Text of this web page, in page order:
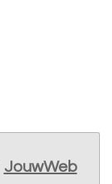
JouwWeb